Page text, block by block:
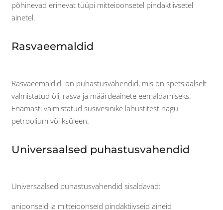
põhinevad erinevat tüüpi mitteioonsetel pindaktiivsetel
ainetel.
Rasvaeemaldid
Rasvaeemaldid on puhastusvahendid, mis on spetsiaalselt
valmistatud õli, rasva ja määrdeainete eemaldamiseks.
Enamasti valmistatud süsivesinike lahustitest nagu
petroolium või ksüleen.
Universaalsed puhastusvahendid
Universaalsed puhastusvahendid sisaldavad:
anioonseid ja mitteioonseid pindaktiivseid aineid